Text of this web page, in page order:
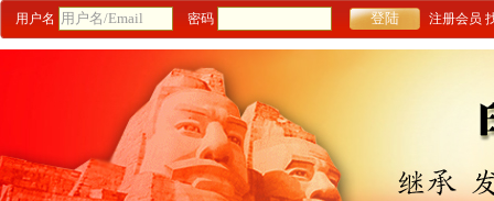
用户名 密码 注册会员